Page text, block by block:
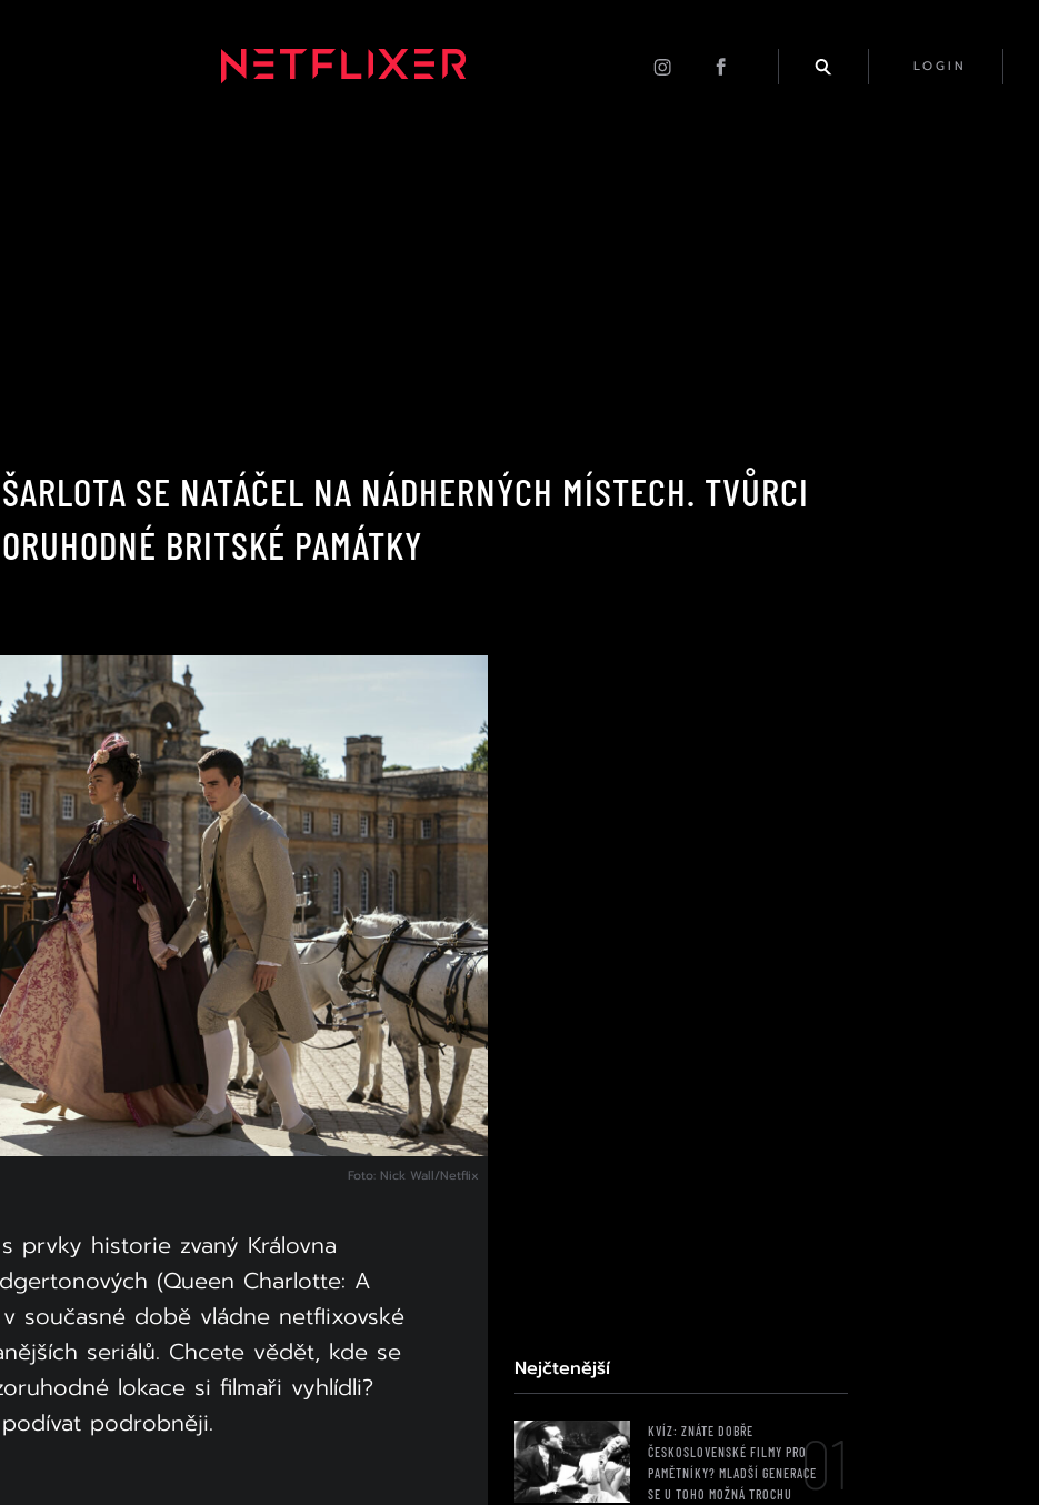
LOGIN
SE NATÁČEL NA NÁDHERNÝCH MÍSTECH. TVŮRCI
BRITSKÉ PAMÁTKY
Foto: Nick Wall/Netflix
prvky historie zvaný Královna
(Queen Charlotte: A
současné době vládne netflixovské
seriálů. Chcete vědět, kde se
lokace si filmaři vyhlídli?
podrobněji.
Nejčtenější
KVÍZ: ZNÁTE DOBŘE
ČESKOSLOVENSKÉ FILMY PRO
PAMĚTNÍKY? MLADŠÍ GENERACE
SE U TOHO MOŽNÁ TROCHU
01